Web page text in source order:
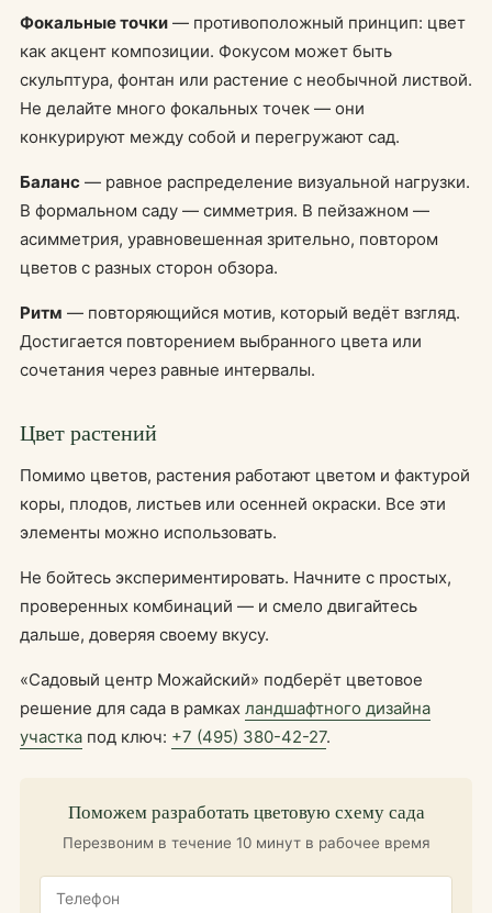
Фокальные точки — противоположный принцип: цвет
как акцент композиции. Фокусом может быть
скульптура, фонтан или растение с необычной листвой.
Не делайте много фокальных точек — они
конкурируют между собой и перегружают сад.
Баланс — равное распределение визуальной нагрузки.
В формальном саду — симметрия. В пейзажном —
асимметрия, уравновешенная зрительно, повтором
цветов с разных сторон обзора.
Ритм — повторяющийся мотив, который ведёт взгляд.
Достигается повторением выбранного цвета или
сочетания через равные интервалы.
Цвет растений
Помимо цветов, растения работают цветом и фактурой
коры, плодов, листьев или осенней окраски. Все эти
элементы можно использовать.
Не бойтесь экспериментировать. Начните с простых,
проверенных комбинаций — и смело двигайтесь
дальше, доверяя своему вкусу.
«Садовый центр Можайский» подберёт цветовое
решение для сада в рамках ландшафтного дизайна
участка под ключ: +7 (495) 380-42-27.
Поможем разработать цветовую схему сада
Перезвоним в течение 10 минут в рабочее время